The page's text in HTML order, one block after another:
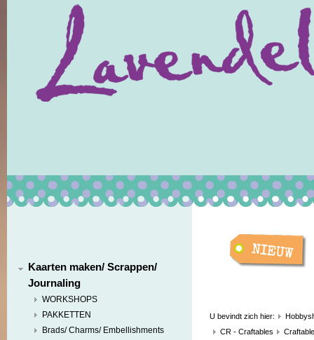
Kaarten maken/ Scrappen/
Journaling
WORKSHOPS
PAKKETTEN
Brads/ Charms/ Embellishments
U bevindt zich hier:
CR - Craftables